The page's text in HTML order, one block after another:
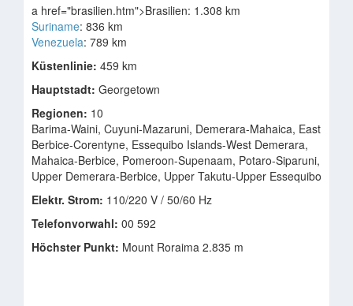
a href="brasilien.htm">Brasilien: 1.308 km
Suriname: 836 km
Venezuela: 789 km
Küstenlinie: 459 km
Hauptstadt: Georgetown
Regionen: 10
Barima-Waini, Cuyuni-Mazaruni, Demerara-Mahaica, East
Berbice-Corentyne, Essequibo Islands-West Demerara,
Mahaica-Berbice, Pomeroon-Supenaam, Potaro-Siparuni,
Upper Demerara-Berbice, Upper Takutu-Upper Essequibo
Elektr. Strom: 110/220 V / 50/60 Hz
Telefonvorwahl: 00 592
Höchster Punkt: Mount Roraima 2.835 m